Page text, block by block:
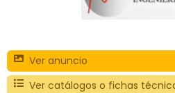
Ver anuncio
Ver catálogos o fichas